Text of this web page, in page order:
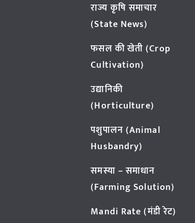
राज्य कृषि समाचार
(State News)
फसल की खेती (Crop
Cultivation)
उद्यानिकी
(Horticulture)
पशुपालन (Animal
Husbandry)
समस्या – समाधान
(Farming Solution)
Mandi Rate (मंडी रेट)